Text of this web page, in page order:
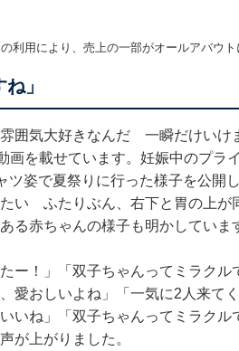
用により、売上の一部がオールアバウト
」
囲気大好きなんだ 一瞬だけいけ
画を載せています。妊娠中のプラ
姿で夏祭りに行った様子を公開
い ふたりぶん、右下と胃の上が
る赤ちゃんの様子も明かしていま
ー！」「双子ちゃんってミラクル
愛おしいよね」「一気に2人来て
いね」「双子ちゃんってミラクル
が上がりました。